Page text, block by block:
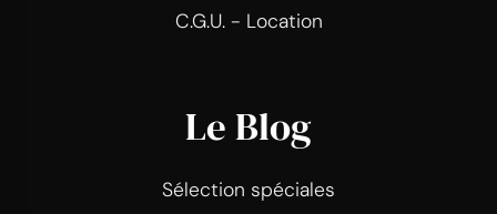
C.G.U. - Location
Le Blog
Sélection spéciales